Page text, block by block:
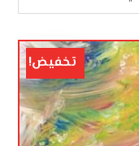
تخفيض!